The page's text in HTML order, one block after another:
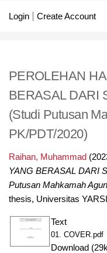
Login Create Account
PEROLEHAN
BERASAL DARI
(Studi Putusan
PK/PDT/2020)
Raihan, Muhammad
YANG BERASAL DARI
Putusan Mahkamah
thesis, Universitas
Text
01. COVER.pdf
Download